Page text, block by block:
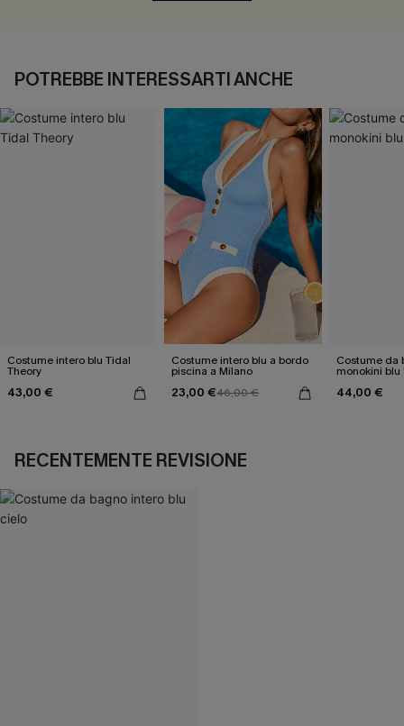
POTREBBE INTERESSARTI ANCHE
Costume intero blu Tidal
Theory
43,00 €
Costume intero blu a bordo
piscina a Milano
23,00 €46,00 €
Costume da
monokini blu
44,00 €
RECENTEMENTE REVISIONE